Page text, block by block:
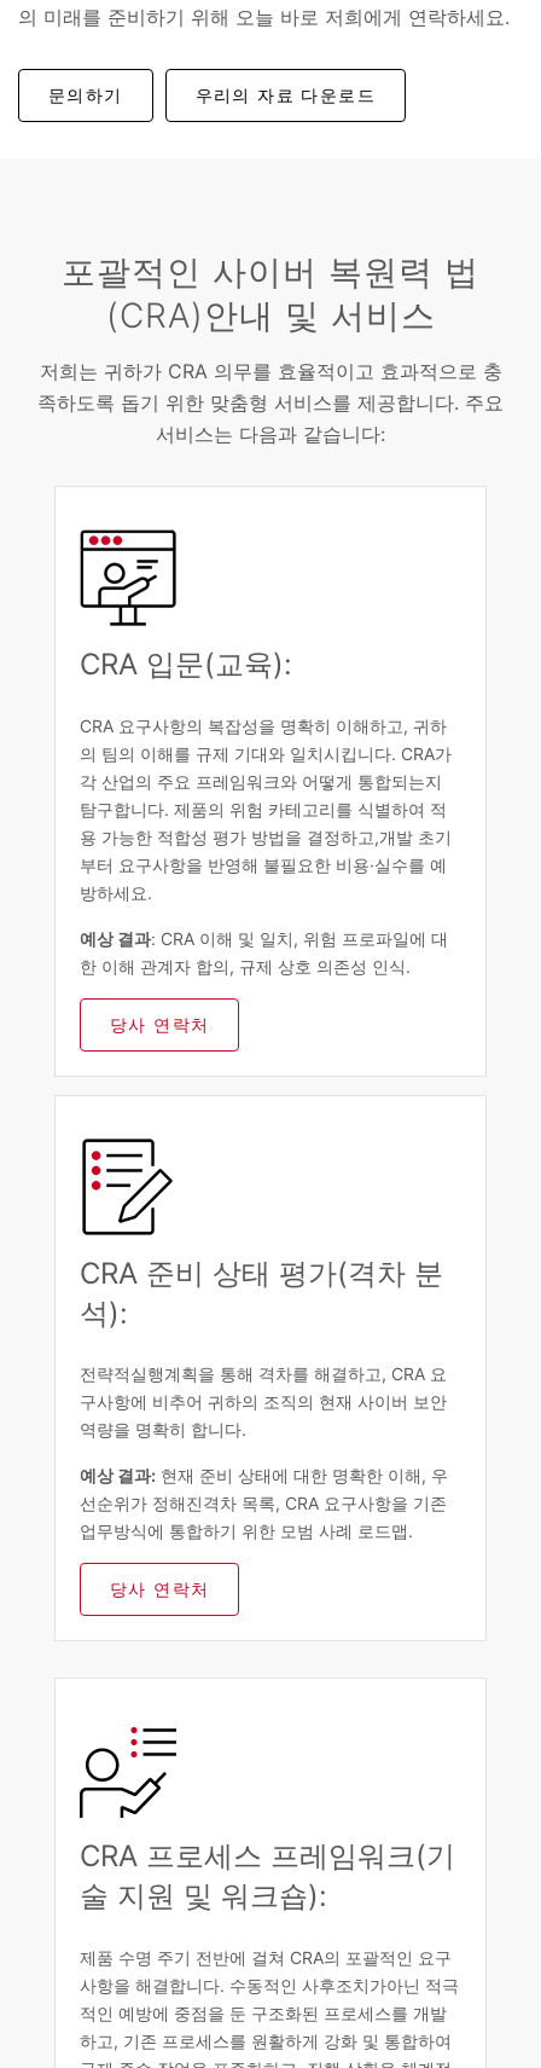
의 미래를 준비하기 위해 오늘 바로 저희에게 연락하세요.
문의하기 우리의 자료 다운로드
포괄적인 사이버 복원력 법
(CRA)안내 및 서비스
저희는 귀하가 CRA 의무를 효율적이고 효과적으로 충
족하도록 돕기 위한 맞춤형 서비스를 제공합니다. 주요
서비스는 다음과 같습니다:
CRA 입문(교육):
CRA 요구사항의 복잡성을 명확히 이해하고, 귀하
의 팀의 이해를 규제 기대와 일치시킵니다. CRA가
각 산업의 주요 프레임워크와 어떻게 통합되는지
탐구합니다. 제품의 위험 카테고리를 식별하여 적
용 가능한 적합성 평가 방법을 결정하고,개발 초기
부터 요구사항을 반영해 불필요한 비용·실수를 예
방하세요.
예상 결과: CRA 이해 및 일치, 위험 프로파일에 대
한 이해 관계자 합의, 규제 상호 의존성 인식.
당사 연락처
CRA 준비 상태 평가(격차 분
석):
전략적실행계획을 통해 격차를 해결하고, CRA 요
구사항에 비추어 귀하의 조직의 현재 사이버 보안
역량을 명확히 합니다.
예상 결과: 현재 준비 상태에 대한 명확한 이해, 우
선순위가 정해진격차 목록, CRA 요구사항을 기존
업무방식에 통합하기 위한 모범 사례 로드맵.
당사 연락처
CRA 프로세스 프레임워크(기
술 지원 및 워크숍):
제품 수명 주기 전반에 걸쳐 CRA의 포괄적인 요구
사항을 해결합니다. 수동적인 사후조치가아닌 적극
적인 예방에 중점을 둔 구조화된 프로세스를 개발
하고, 기존 프로세스를 원활하게 강화 및 통합하여